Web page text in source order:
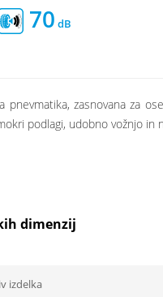
70
zasnovana za
podlagi, udobno vožnjo in
dimenzij
izdelka